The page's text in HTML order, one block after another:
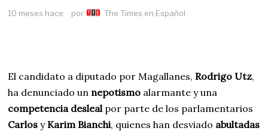
10 meses hace por The Times en Español
El candidato a diputado por Magallanes,Rodrigo Utz,
ha denunciado un nepotismo alarmante y una
competencia deslealpor parte de los parlamentarios
Carlos yKarim Bianchi, quienes han desviado abultadas